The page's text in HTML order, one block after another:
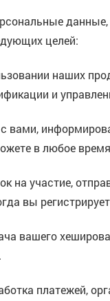
целей:
наших
и
вами,
в любое
на участие,
вы
вашего
платежей,